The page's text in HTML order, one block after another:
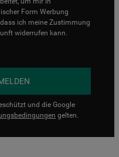
Form Werbung
ich meine Zustimmung
widerrufen kann.
und die Google
gelten.